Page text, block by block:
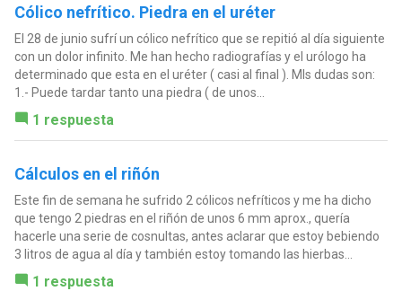
Cólico nefrítico. Piedra en el uréter
El 28 de junio sufrí un cólico nefrítico que se repitió al día siguiente
con un dolor infinito. Me han hecho radiografías y el urólogo ha
determinado que esta en el uréter ( casi al final ). MIs dudas son:
1.- Puede tardar tanto una piedra ( de unos...
1 respuesta
Cálculos en el riñón
Este fin de semana he sufrido 2 cólicos nefríticos y me ha dicho
que tengo 2 piedras en el riñón de unos 6 mm aprox., quería
hacerle una serie de cosnultas, antes aclarar que estoy bebiendo
3 litros de agua al día y también estoy tomando las hierbas...
1 respuesta